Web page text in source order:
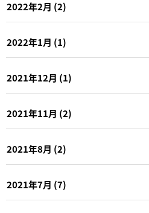
2022年2月 (2)
2022年1月 (1)
2021年12月 (1)
2021年11月 (2)
2021年8月 (2)
2021年7月 (7)